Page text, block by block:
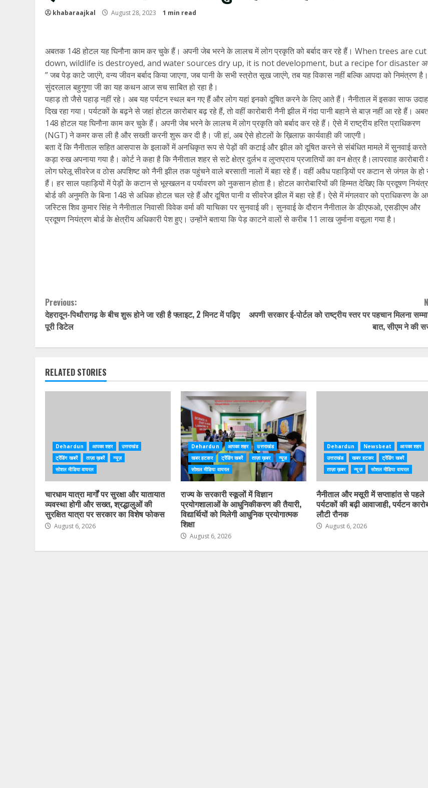
khabaraajkal August 28, 2023 1 min read
अबतक 148 होटल यह घिनौना काम कर चुके हैं। अपनी जेब भरने के लालच में लोग प्रकृति को बर्बाद कर रहे हैं। When trees are cut
down, wildlife is destroyed, and water sources dry up, it is not development, but a recipe for disaster
” जब पेड़ काटे जाएंगे, वन्य जीवन बर्बाद किया जाएगा, जब पानी के सभी स्त्रोत सूख जाएंगे, तब यह विकास नहीं बल्कि आपदा को निमंत्रण है।
सुंदरलाल बहुगुणा जी का यह कथन आज सच साबित हो रहा है।
पहाड़ तो जैसे पहाड़ नहीं रहे। अब यह पर्यटन स्थल बन गए हैं और लोग यहां इनको दूषित करने के लिए आते हैं। नैनीताल में इसका साफ
दिख रहा गया। पर्यटकों के बढ़ने से जहां होटल कारोबार बढ़ रहे हैं, तो वहीं कारोबारी नैनी झील में गंदा पानी बहाने से बाज़ नहीं आ रहे हैं।
148 होटल यह घिनौना काम कर चुके हैं। अपनी जेब भरने के लालच में लोग प्रकृति को बर्बाद कर रहे हैं। ऐसे में राष्ट्रीय हरित प्राधिकरण
(NGT) ने कमर कस ली है और सख्ती करनी शुरू कर दी है। जी हां, अब ऐसे होटलों के ख़िलाफ़ कार्यवाही की जाएगी।
बता दें कि नैनीताल सहित आसपास के इलाकों में अनधिकृत रूप से पेड़ों की कटाई और झील को दूषित करने से संबंधित मामले में सुनवाई करते
कड़ा रुख अपनाया गया है। कोर्ट ने कहा है कि नैनीताल शहर से सटे क्षेत्र दुर्लभ व लुप्तप्राय प्रजातियों का वन क्षेत्र है।लापरवाह कारोबारी
लोग घरेलू सीवरेज व ठोस अपशिष्ट को नैनी झील तक पहुंचने वाले बरसाती नालों में बहा रहे हैं। वहीं अवैध पहाड़ियों पर कटान से जंगल के हो
हैं। हर साल पहाड़ियों में पेड़ों के कटान से भूस्खलन व पर्यावरण को नुकसान होता है। होटल कारोबारियों की हिम्मत देखिए कि प्रदूषण
बोर्ड की अनुमति के बिना 148 से अधिक होटल चल रहे हैं और दूषित पानी व सीवरेज झील में बहा रहे हैं। ऐसे में मंगलवार को प्राधिकरण के
जस्टिस शिव कुमार सिंह ने नैनीताल निवासी विवेक वर्मा की याचिका पर सुनवाई की। सुनवाई के दौरान नैनीताल के डीएफओ, एसडीएम और
प्रदूषण नियंत्रण बोर्ड के क्षेत्रीय अधिकारी पेश हुए। उन्होंने बताया कि पेड़ काटने वालों से करीब 11 लाख जुर्माना वसूला गया है।
Continue
Reading
Previous:
देहरादून-पिथौरागढ़ के बीच शुरू होने जा रही है फ्लाइट, 2 मिनट में पढ़िए
पूरी डिटेल
अपणी सरकार ई-पोर्टल को राष्ट्रीय स्तर पर पहचान मिलना
बात, सीएम ने की
RELATED STORIES
Dehardun आपका शहर
उत्तराखंड
ट्रेंडिंग खबरें
ताज़ा ख़बरें
न्यूज़
सोशल मीडिया वायरल
चारधाम यात्रा मार्गों पर सुरक्षा और यातायात
व्यवस्था होगी और सख्त, श्रद्धालुओं की
सुरक्षित यात्रा पर सरकार का विशेष फोकस
August 6, 2026
Dehardun आपका शहर
उत्तराखंड
खबर हटकर
ट्रेंडिंग खबरें ताज़ा ख़बर
न्यूज़
सोशल मीडिया वायरल
राज्य के सरकारी स्कूलों में विज्ञान
प्रयोगशालाओं के आधुनिकीकरण की तैयारी,
विद्यार्थियों को मिलेगी आधुनिक प्रयोगात्मक
शिक्षा
August 6, 2026
Dehardun Newsbeat
आपका शहर
उत्तराखंड
खबर हटकर
ट्रेंडिंग खबरें
ताज़ा ख़बर
न्यूज़ सोशल मीडिया वायरल
नैनीताल और मसूरी में सप्ताहांत से पहले
पर्यटकों की बढ़ी आवाजाही, पर्यटन
लौटी रौनक
August 6, 2026